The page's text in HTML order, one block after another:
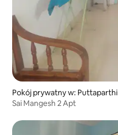
Pokój prywatny w: Puttaparthi
Sai Mangesh 2 Apt